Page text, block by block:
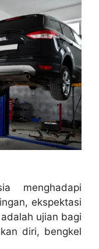
menghadapi
ekspektasi
ujian bagi
diri, bengkel